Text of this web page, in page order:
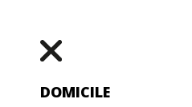
DOMICILE